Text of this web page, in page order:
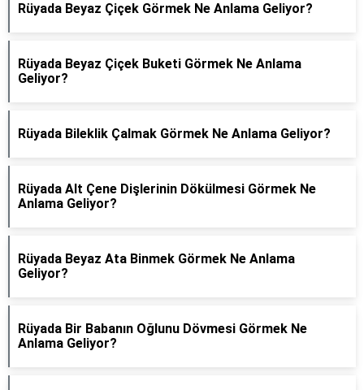
Rüyada Beyaz Çiçek Görmek Ne Anlama Geliyor?
Rüyada Beyaz Çiçek Buketi Görmek Ne Anlama
Geliyor?
Rüyada Bileklik Çalmak Görmek Ne Anlama Geliyor?
Rüyada Alt Çene Dişlerinin Dökülmesi Görmek Ne
Anlama Geliyor?
Rüyada Beyaz Ata Binmek Görmek Ne Anlama
Geliyor?
Rüyada Bir Babanın Oğlunu Dövmesi Görmek Ne
Anlama Geliyor?